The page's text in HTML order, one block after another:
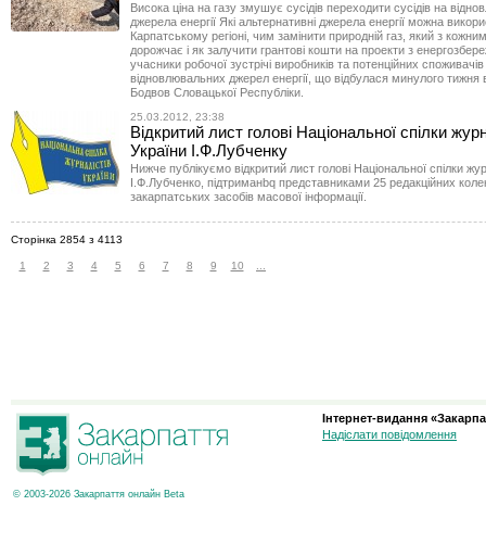
Висока ціна на газу змушує сусідів переходити сусідів на
джерела енергії Які альтернативні джерела енергії можна
Карпатському регіоні, чим замінити природній газ, який з
дорожчає і як залучити грантові кошти на проекти з
учасники робочої зустрічі виробників та потенційних споживачів
відновлювальних джерел енергії, що відбулася минулого тижня
Бодвов Словацької Республіки.
25.03.2012, 23:38
Відкритий лист голові Національної спілки
України І.Ф.Лубченку
Нижче публікуємо відкритий лист голові Національної спілки
І.Ф.Лубченко, підтриманbq представниками 25 редакційних
закарпатських засобів масової інформації.
Сторінка 2854 з 4113
1 2 3 4 5 6 7 8 9 10
© 2003-2026 Закарпаття онлайн Beta
Інтернет-видання
Надіслати повідомлення